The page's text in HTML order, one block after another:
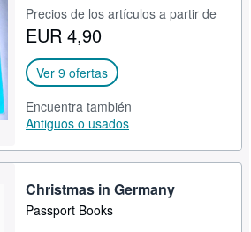
CERRAR
Precios de los artículos a partir de
EUR 4,90
Ver 9 ofertas
Encuentra también
Antiguos o usados
Christmas in Germany
Passport Books